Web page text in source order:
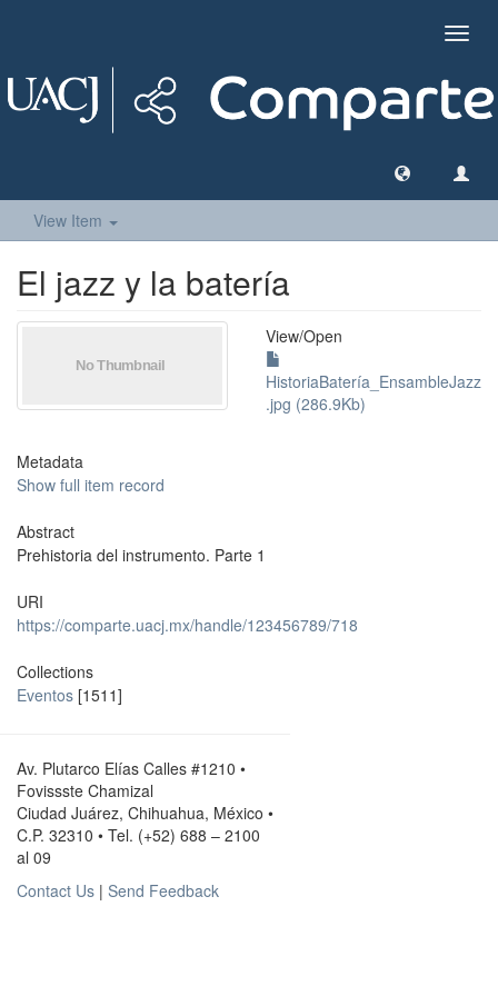
View Item
El jazz y la batería
View/Open
HistoriaBatería_EnsambleJazz
.jpg (286.9Kb)
Metadata
Show full item record
Abstract
Prehistoria del instrumento. Parte 1
URI
https://comparte.uacj.mx/handle/123456789/718
Collections
Eventos [1511]
Av. Plutarco Elías Calles #1210 •
Fovissste Chamizal
Ciudad Juárez, Chihuahua, México •
C.P. 32310 • Tel. (+52) 688 – 2100
al 09
Contact Us | Send Feedback